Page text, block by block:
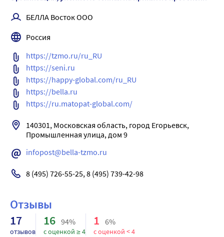
удобны в применении: их можно одевать и снимать, как
мужчин.
возникновения раздражений и опрелостей
-двойной впитывающий слой с антибактериальным
суперабсорбентом – высокая впитываемость и
нейтрализация неприятного запаха
-гидрофобные внутренние боковые бортики –
дополнительная защита от протекания по бокам
-удобная и быстрая смена трусов, нужно только
-анатомическая форма и эластичная манжета вокруг
бедер – оптимальное прилегание к телу
БЕЛЛА Восток ООО
Россия
https://tzmo.ru/ru_RU
https://seni.ru
https://happy-global.com/ru_RU
https://bella.ru
https://ru.matopat-global.com/
140301, Московская область, город Егорьевск,
Промышленная улица, дом 9
infopost@bella-tzmo.ru
8 (495) 726-55-25, 8 (495) 739-42-98
Отзывы
17
отзывов
16 94%
с оценкой ≥ 4
1 6%
с оценкой < 4